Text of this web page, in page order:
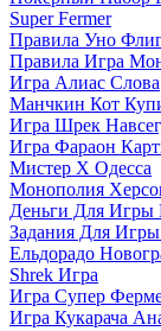
Super Fermer
Правила Уно
Правила Игра
Игра Алиас Слова
Манчкин Кот
Игра Шрек
Игра Фараон
Мистер Х Одесса
Монополия
Деньги Для Игры
Задания Для
Ельдорадо
Shrek Игра
Игра Супер
Игра Кукарача